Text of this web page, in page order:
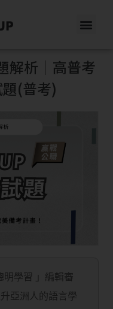
解析｜高普考
(普考)
明學習 」編輯審
亞洲人的語言學